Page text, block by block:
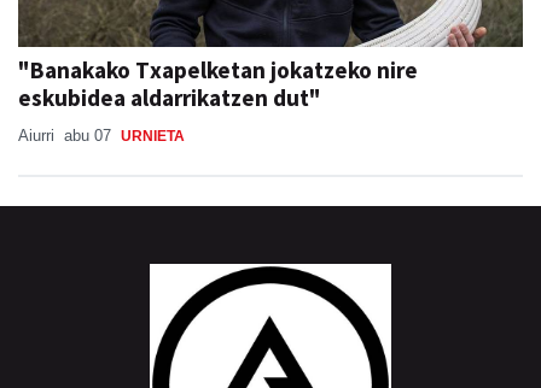
"Banakako Txapelketan jokatzeko nire
eskubidea aldarrikatzen dut"
Aiurri abu 07 URNIETA